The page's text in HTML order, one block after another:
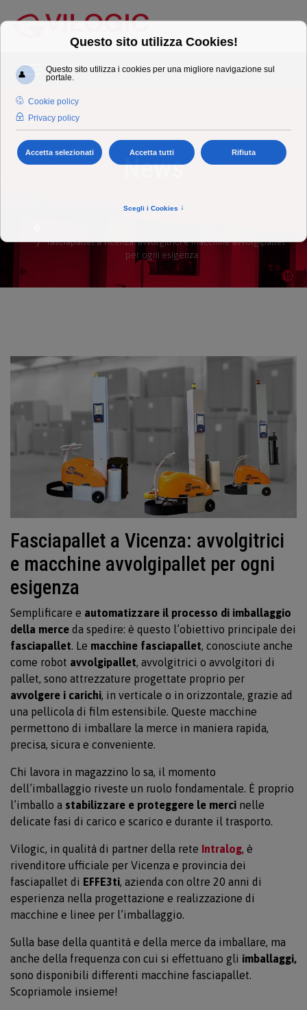
News
fasciapallet a vicenza: avvolgitrici e macchine avvolgipallet
per ogni esigenza
Fasciapallet a Vicenza: avvolgitrici
e macchine avvolgipallet per ogni
esigenza
Semplificare e automatizzare il processo di imballaggio
della merce da spedire: è questo l’obiettivo principale dei
fasciapallet. Le macchine fasciapallet, conosciute anche
come robot avvolgipallet, avvolgitrici o avvolgitori di
pallet, sono attrezzature progettate proprio per
avvolgere i carichi, in verticale o in orizzontale, grazie ad
una pellicola di film estensibile. Queste macchine
permettono di imballare la merce in maniera rapida,
precisa, sicura e conveniente.
Chi lavora in magazzino lo sa, il momento
dell’imballaggio riveste un ruolo fondamentale. È proprio
l’imballo a stabilizzare e proteggere le merci nelle
delicate fasi di carico e scarico e durante il trasporto.
Vilogic, in qualità di partner della rete Intralog, è
rivenditore ufficiale per Vicenza e provincia dei
fasciapallet di EFFE3ti, azienda con oltre 20 anni di
esperienza nella progettazione e realizzazione di
macchine e linee per l’imballaggio.
Sulla base della quantità e della merce da imballare, ma
anche della frequenza con cui si effettuano gli imballaggi,
sono disponibili differenti macchine fasciapallet.
Scopriamole insieme!